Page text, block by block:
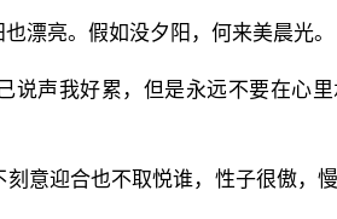
漂亮。假如没夕阳，何来美晨光。
说声我好累，但是永远不要在心
刻意迎合也不取悦谁，性子很傲，